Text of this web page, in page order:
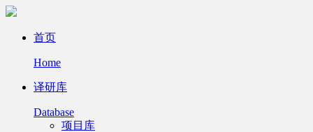
首页
Home
译研库
Database
项目库